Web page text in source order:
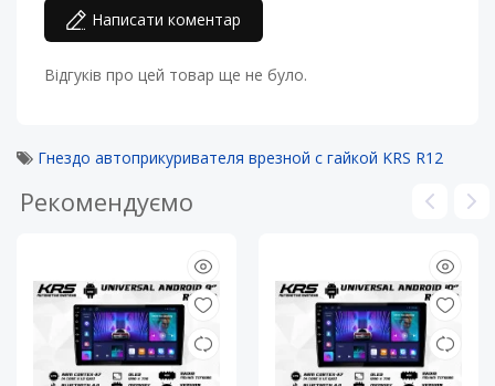
Написати коментар
Відгуків про цей товар ще не було.
Гнездо автоприкуривателя врезной с гайкой KRS R12
Рекомендуємо